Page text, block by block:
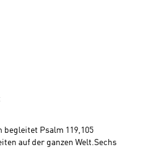
begleitet Psalm 119,105
auf der ganzen Welt.Sechs